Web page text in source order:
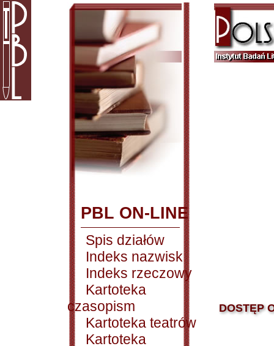
PBL ON-LINE
Spis działów
Indeks nazwisk
Indeks rzeczowy
Kartoteka
czasopism
Kartoteka teatrów
Kartoteka
DOSTĘP